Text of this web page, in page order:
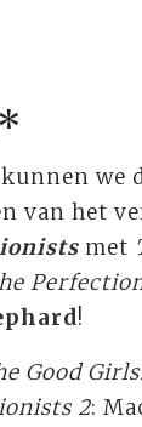
we
van het
met
!
Good
2: